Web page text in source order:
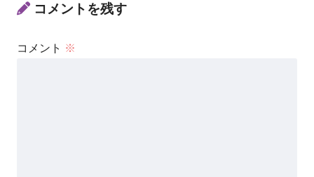
コメントを残す
コメント ※